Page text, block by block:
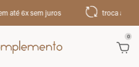
6x sem juros troca até 30 dias
0